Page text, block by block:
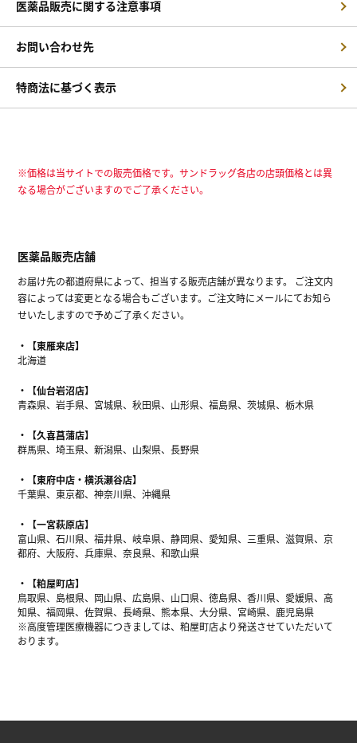
医薬品販売に関する注意事項
お問い合わせ先
特商法に基づく表示
※価格は当サイトでの販売価格です。サンドラッグ各店の店頭価格とは異
なる場合がございますのでご了承ください。
医薬品販売店舗
お届け先の都道府県によって、担当する販売店舗が異なります。 ご注文内
容によっては変更となる場合もございます。ご注文時にメールにてお知ら
せいたしますので予めご了承ください。
【東雁来店】
北海道
【仙台岩沼店】
青森県、岩手県、宮城県、秋田県、山形県、福島県、茨城県、栃木県
【久喜菖蒲店】
群馬県、埼玉県、新潟県、山梨県、長野県
【東府中店・横浜瀬谷店】
千葉県、東京都、神奈川県、沖縄県
【一宮萩原店】
富山県、石川県、福井県、岐阜県、静岡県、愛知県、三重県、滋賀県、京
都府、大阪府、兵庫県、奈良県、和歌山県
【粕屋町店】
鳥取県、島根県、岡山県、広島県、山口県、徳島県、香川県、愛媛県、高
知県、福岡県、佐賀県、長崎県、熊本県、大分県、宮崎県、鹿児島県
※高度管理医療機器につきましては、粕屋町店より発送させていただいて
おります。